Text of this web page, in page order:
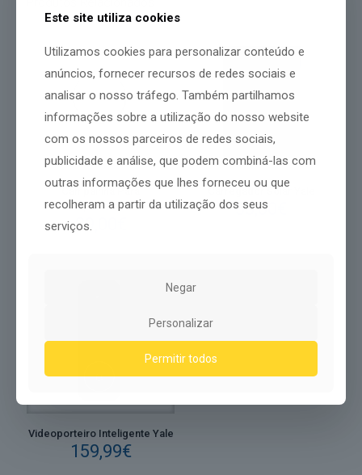
Campainha Para
Videoporteiro Yale
39,00
Carregador Solar Yale
53,00
Videoporteiro Inteligente Yale
159,99€
Este site utiliza cookies
Utilizamos cookies para personalizar conteúdo e
anúncios, fornecer recursos de redes sociais e
analisar o nosso tráfego. Também partilhamos
informações sobre a utilização do nosso website
com os nossos parceiros de redes sociais,
publicidade e análise, que podem combiná-las com
outras informações que lhes forneceu ou que
recolheram a partir da utilização dos seus
serviços.
Negar
Personalizar
Permitir todos